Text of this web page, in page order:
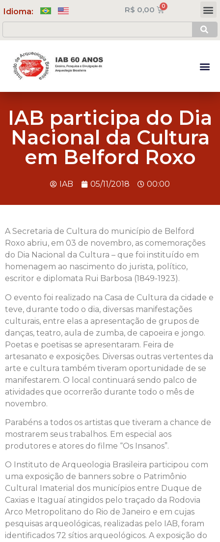
Idioma: R$ 0,00
IAB participa do Dia
Nacional da Cultura
em Belford Roxo
IAB 05/11/2018 00:00
A Secretaria de Cultura do município de Belford
Roxo abriu, em 03 de novembro, as comemorações
do Dia Nacional da Cultura – que foi instituído em
homenagem ao nascimento do jurista, político,
escritor e diplomata Rui Barbosa (1849-1923).
O evento foi realizado na Casa de Cultura da cidade e
teve, durante todo o dia, diversas manifestações
culturais, entre elas a apresentação de grupos de
danças, teatro, aula de zumba, de capoeira e jongo.
Poetas e poetisas se apresentaram. Feira de
artesanato e exposições. Diversas outras vertentes da
arte e cultura também tiveram oportunidade de se
manifestarem. O local continuará sendo palco de
atividades que ocorrerão durante todo o mês de
novembro.
Parabéns a todos os artistas que tiveram a chance de
mostrarem seus trabalhos. Em especial aos
produtores e atores do filme “Os Insanos”.
O Instituto de Arqueologia Brasileira participou com
uma exposição de banners sobre o Patrimônio
Cultural Imaterial dos municípios entre Duque de
Caxias e Itaguaí atingidos pelo traçado da Rodovia
Arco Metropolitano do Rio de Janeiro e em cujas
pesquisas arqueológicas, realizadas pelo IAB, foram
identificados 72 sítios arqueológicos. A exposição do